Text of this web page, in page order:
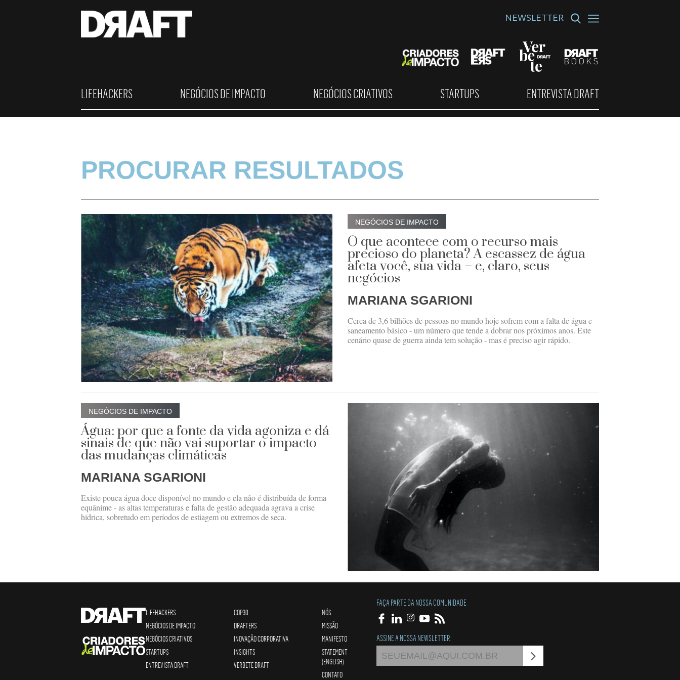
NEWSLETTER
LIFEHACKERS NEGÓCIOS DE IMPACTO NEGÓCIOS CRIATIVOS STARTUPS ENTREVISTA DRAFT
PROCURAR RESULTADOS
NEGÓCIOS DE IMPACTO
O que acontece com o recurso mais
precioso do planeta? A escassez de água
afeta você, sua vida – e, claro, seus
negócios
MARIANA SGARIONI
Cerca de 3,6 bilhões de pessoas no mundo hoje sofrem com a falta de água e
saneamento básico - um número que tende a dobrar nos próximos anos. Este
cenário quase de guerra ainda tem solução - mas é preciso agir rápido.
NEGÓCIOS DE IMPACTO
Água: por que a fonte da vida agoniza e dá
sinais de que não vai suportar o impacto
das mudanças climáticas
MARIANA SGARIONI
Existe pouca água doce disponível no mundo e ela não é distribuída de forma
equânime - as altas temperaturas e falta de gestão adequada agrava a crise
hídrica, sobretudo em períodos de estiagem ou extremos de seca.
LIFEHACKERS
NEGÓCIOS DE IMPACTO
NEGÓCIOS CRIATIVOS
STARTUPS
ENTREVISTA DRAFT
COP30
DRAFTERS
INOVAÇÃO CORPORATIVA
INSIGHTS
VERBETE DRAFT
NÓS
MISSÃO
MANIFESTO
STATEMENT
(ENGLISH)
CONTATO
FAÇA PARTE DA NOSSA COMUNIDADE
ASSINE A NOSSA NEWSLETTER: